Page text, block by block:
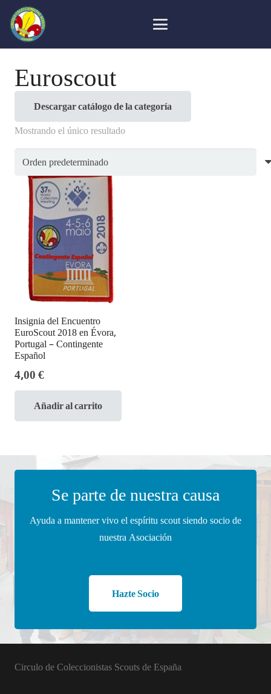
Euroscout
Descargar catálogo de la categoría
Mostrando el único resultado
Insignia del Encuentro
EuroScout 2018 en Évora,
Portugal – Contingente
Español
4,00€
Añadir al carrito
Se parte de nuestra causa
Ayuda a mantener vivo el espíritu scout siendo socio de
nuestra Asociación
Hazte Socio
Circulo de Coleccionistas Scouts de España